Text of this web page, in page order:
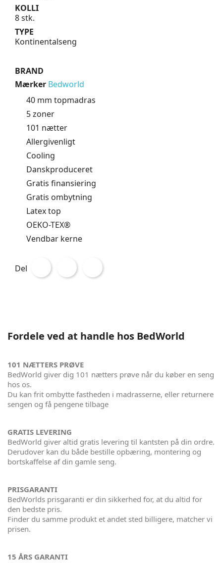
KOLLI
8 stk.
TYPE
Kontinentalseng
BRAND
Mærker Bedworld
40 mm topmadras
5 zoner
101 nætter
Allergivenligt
Cooling
Danskproduceret
Gratis finansiering
Gratis ombytning
Latex top
OEKO-TEX®
Vendbar kerne
Del
Fordele ved at handle hos BedWorld
101 NÆTTERS PRØVE
BedWorld giver dig 101 nætters prøve når du køber en seng
hos os.
Du kan frit ombytte fastheden i madrasserne, eller returnere
sengen og få pengene tilbage
GRATIS LEVERING
BedWorld giver altid gratis levering til kantsten på din ordre.
Derudover kan du både bestille opbæring, montering og
bortskaffelse af din gamle seng.
PRISGARANTI
BedWorlds prisgaranti er din sikkerhed for, at du altid for
den bedste pris.
Finder du samme produkt et andet sted billigere, matcher vi
prisen.
15 ÅRS GARANTI